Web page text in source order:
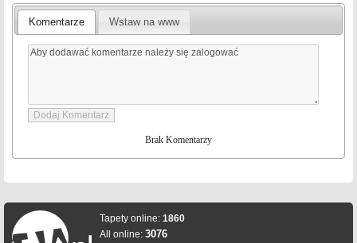
Komentarze Wstaw na www
Brak Komentarzy
Tapety online: 1860
All online: 3076